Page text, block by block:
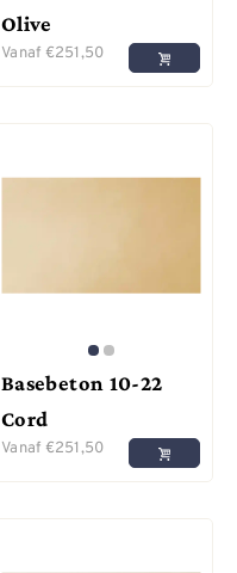
Olive
Vanaf €251,50
Basebeton 10-22
Cord
Vanaf €251,50